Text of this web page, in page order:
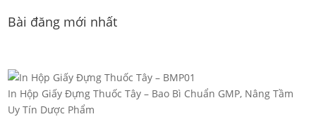
Bài đăng mới nhất
In Hộp Giấy Đựng Thuốc Tây – Bao Bì Chuẩn GMP, Nâng Tầm
Uy Tín Dược Phẩm